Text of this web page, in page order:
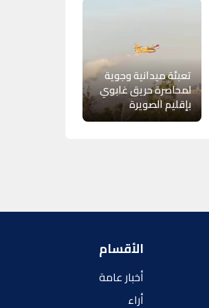
تعبئة ميدانية وجوية
لمحاصرة حريق غابوي
بإقليم الصويرة
الأقسام
أخبار عامة
أراء